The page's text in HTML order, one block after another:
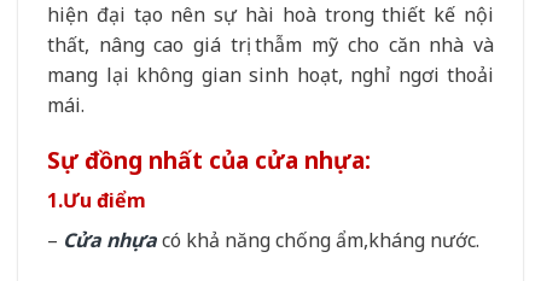
hiện đại tạo nên sự hài hoà trong thiết kế nội
thất, nâng cao giá trị thẫm mỹ cho căn nhà và
mang lại không gian sinh hoạt, nghỉ ngơi thoải
mái.
Sự đồng nhất của cửa nhựa:
1.Ưu điểm
– Cửa nhựacó khả năng chống ẩm,kháng nước.